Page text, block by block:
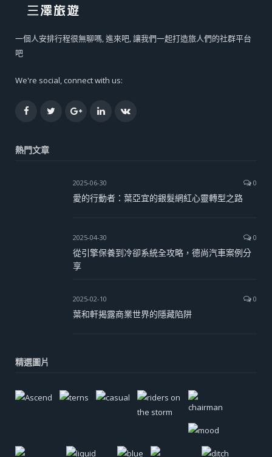
一個人安排行程很無聊嗎, 進來吧, 讓我們一起打造旅人們的社群平台
吧
We're social, connect with us:
FacebookTwitterGoogle+LinkedInVK
熱門文章
2025-06-30 0
愛的行動者：葉亞宜的銀髮網紅心靈轉型之路
2025-04-30 0
從引擎保養到冷卻系統全攻略，德尚汽車案例分
享
2025-02-10 0
葉和軒揭露商業世界的隱藏陷阱
精選圖片